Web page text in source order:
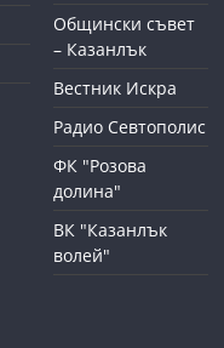
Общински съвет
– Казанлък
Вестник Искра
Радио Севтополис
ФК "Розова
долина"
ВК "Казанлък
волей"